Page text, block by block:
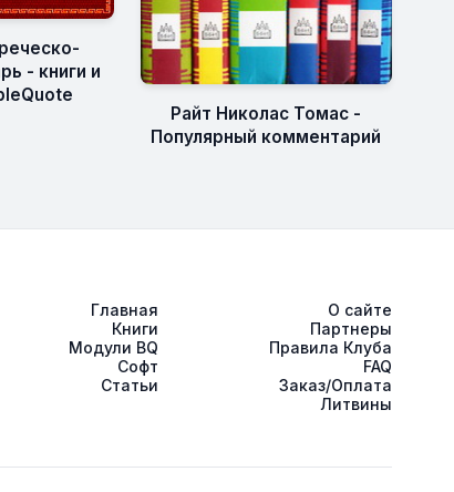
- книги и
Райт Николас Томас -
Популярный комментарий
Главная
Книги
Модули BQ
Софт
Статьи
О сайте
Партнеры
Правила Клуба
FAQ
Заказ/Оплата
Литвины